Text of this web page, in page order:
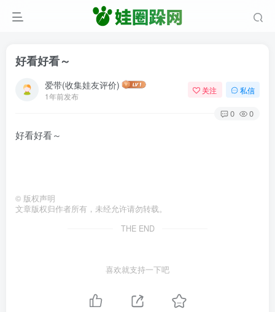
好看好看～
爱带(收集娃友评价)
1年前发布
关注 私信
0 0
好看好看～
© 版权声明
文章版权归作者所有，未经允许请勿转载。
THE END
喜欢就支持一下吧